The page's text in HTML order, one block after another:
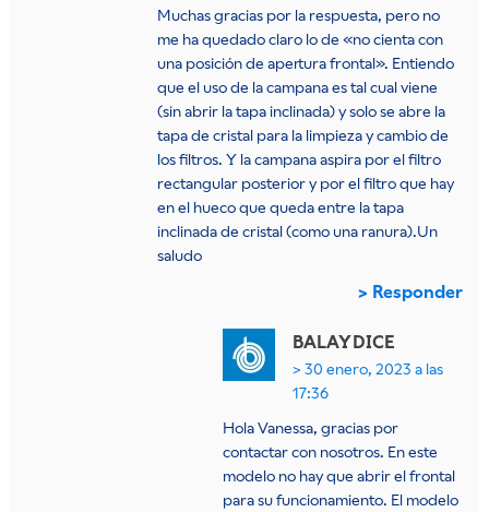
Muchas gracias por la respuesta, pero no
me ha quedado claro lo de «no cienta con
una posición de apertura frontal». Entiendo
que el uso de la campana es tal cual viene
(sin abrir la tapa inclinada) y solo se abre la
tapa de cristal para la limpieza y cambio de
los filtros. Y la campana aspira por el filtro
rectangular posterior y por el filtro que hay
en el hueco que queda entre la tapa
inclinada de cristal (como una ranura).Un
saludo
Responder
BALAY DICE
30 enero, 2023 a las
17:36
Hola Vanessa, gracias por
contactar con nosotros. En este
modelo no hay que abrir el frontal
para su funcionamiento. El modelo